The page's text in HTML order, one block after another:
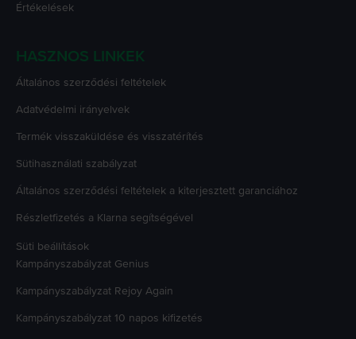
Értékelések
HASZNOS LINKEK
Általános szerződési feltételek
Adatvédelmi irányelvek
Termék visszaküldése és visszatérítés
Sütihasználati szabályzat
Általános szerződési feltételek a kiterjesztett garanciához
Részletfizetés a Klarna segítségével
Süti beállítások
Kampányszabályzat Genius
Kampányszabályzat Rejoy Again
Kampányszabályzat 10 napos kifizetés